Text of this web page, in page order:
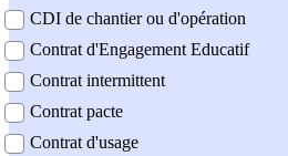
CDI de chantier ou d'opération
Contrat d'Engagement Educatif
Contrat intermittent
Contrat pacte
Contrat d'usage